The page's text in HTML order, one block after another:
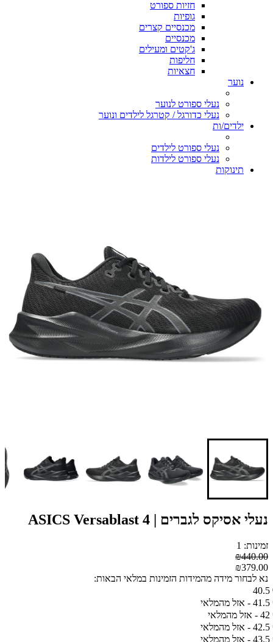
חזיות ספורט
גופיות
מכנסיים קצרים
מכנסיים
ג'קטים ומעילים
חליפות
חצאיות
נוער
נעלי ספורט לנוער
נעלי כדורגל / קטרגל לילדים ונוער
ילדים/ות
נעלי ספורט לילדים
נעלי ספורט לילדות
תינוקות
נעלי אסיקס לגברים | ASICS Versablast 4
זמינות: 1
₪440.00
₪379.00
נא לבחור מידה מהמידות הזמינות במלאי הבאות:
40.5
41.5 - אזל מהמלאי
42 - אזל מהמלאי
42.5 - אזל מהמלאי
43.5 - אזל מהמלאי